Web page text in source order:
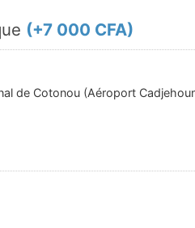
(+7 000 CFA)
de Cotonou (Aéroport